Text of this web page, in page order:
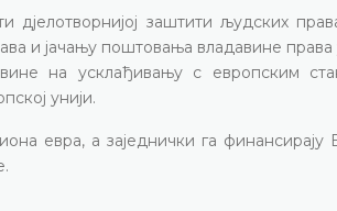
дјелотворнијој заштити људских
и јачању поштовања владавине
на усклађивању с европским
унији.
евра, а заједнички га финансирају